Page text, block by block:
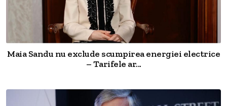
Maia Sandu nu exclude scumpirea energiei electrice
– Tarifele ar...